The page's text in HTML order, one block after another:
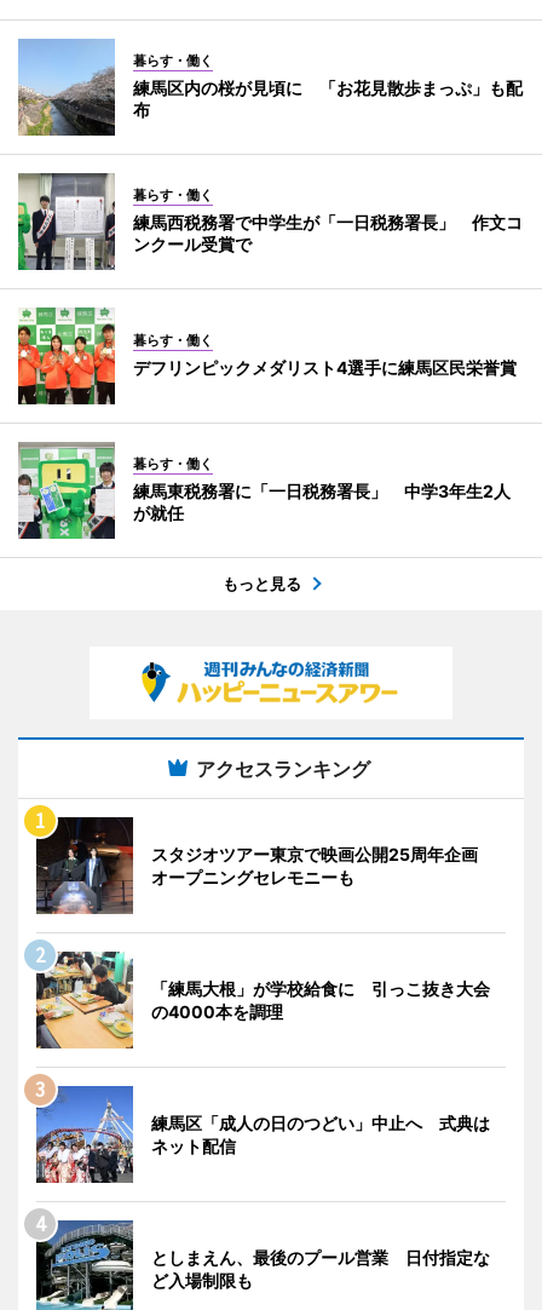
暮らす・働く
練馬区内の桜が見頃に 「お花見散歩まっぷ」も配
布
暮らす・働く
練馬西税務署で中学生が「一日税務署長」 作文コ
ンクール受賞で
暮らす・働く
デフリンピックメダリスト4選手に練馬区民栄誉賞
暮らす・働く
練馬東税務署に「一日税務署長」 中学3年生2人
が就任
もっと見る
アクセスランキング
スタジオツアー東京で映画公開25周年企画
オープニングセレモニーも
「練馬大根」が学校給食に 引っこ抜き大会
の4000本を調理
練馬区「成人の日のつどい」中止へ 式典は
ネット配信
としまえん、最後のプール営業 日付指定な
ど入場制限も